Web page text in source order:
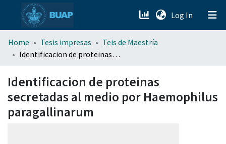
Log In (current)
menu.section.about_menu
Home Tesis impresas
Teis de Maestría
Identificacion de proteinas secretadas al medio por Haemophilus paragallinarum
Identificacion de proteinas
secretadas al medio por Haemophilus
paragallinarum